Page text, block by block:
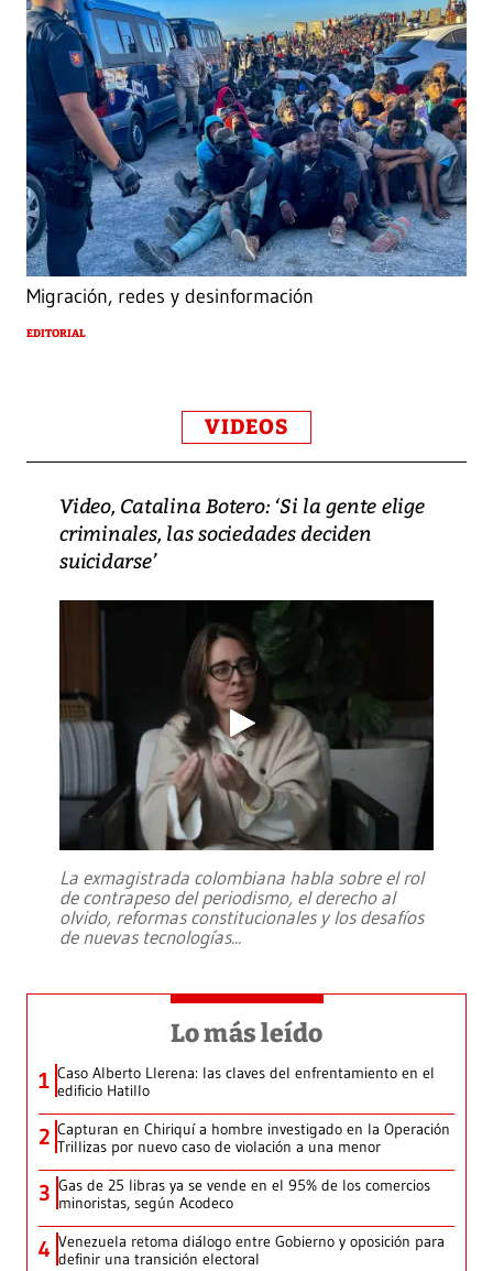
Migración, redes y desinformación
EDITORIAL
VIDEOS
Video, Catalina Botero: ‘Si la gente elige
criminales, las sociedades deciden
suicidarse’
La exmagistrada colombiana habla sobre el rol
de contrapeso del periodismo, el derecho al
olvido, reformas constitucionales y los desafíos
de nuevas tecnologías...
Lo más leído
1 Caso Alberto Llerena: las claves del enfrentamiento en el
edificio Hatillo
2 Capturan en Chiriquí a hombre investigado en la Operación
Trillizas por nuevo caso de violación a una menor
3 Gas de 25 libras ya se vende en el 95% de los comercios
minoristas, según Acodeco
4 Venezuela retoma diálogo entre Gobierno y oposición para
definir una transición electoral